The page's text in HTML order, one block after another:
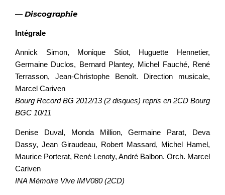
— Discographie
Intégrale
Annick Simon, Monique Stiot, Huguette Hennetier,
Germaine Duclos, Bernard Plantey, Michel Fauché, René
Terrasson, Jean-Christophe Benoît. Direction musicale,
Marcel Cariven
Bourg Record BG 2012/13 (2 disques) repris en 2CD Bourg
BGC 10/11
Denise Duval, Monda Million, Germaine Parat, Deva
Dassy, Jean Giraudeau, Robert Massard, Michel Hamel,
Maurice Porterat, René Lenoty, André Balbon. Orch. Marcel
Cariven
INA Mémoire Vive IMV080 (2CD)